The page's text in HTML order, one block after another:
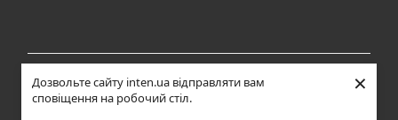
Дозвольте сайту inten.ua відправляти вам
сповіщення на робочий стіл.
×
Всі права захищені ©
2006-2026 inten.ua А.І.
Політика конфіденційності
Відмова від
відповідальності